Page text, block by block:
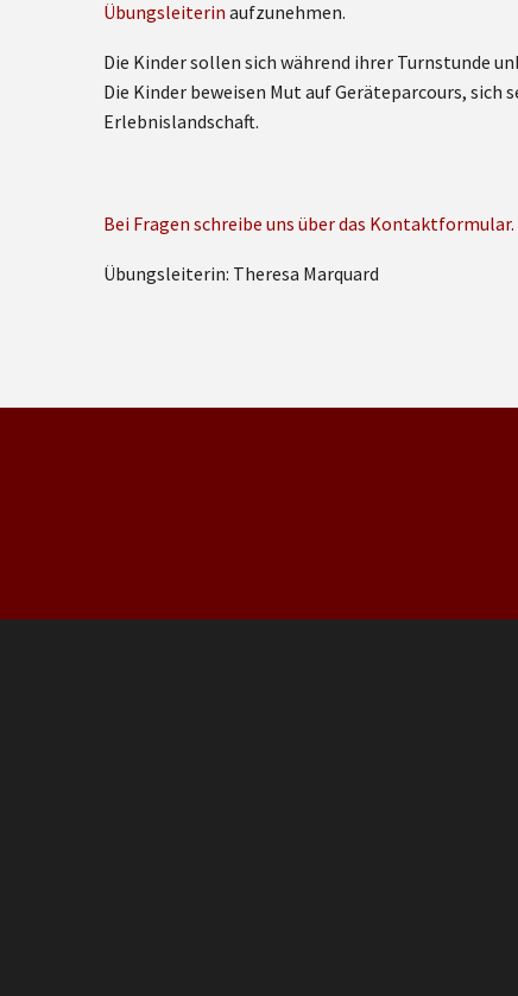
Übungsleiterin aufzunehmen.
Die Kinder sollen sich während ihrer Turnstunde
Die Kinder beweisen Mut auf Geräteparcours,
Erlebnislandschaft.
Bei Fragen schreibe uns über das Kontaktformular.
Übungsleiterin: Theresa Marquard